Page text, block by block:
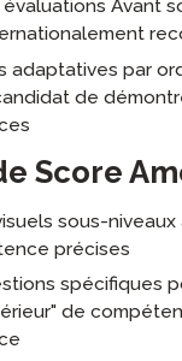
Avant
adaptatives par
de
Score
sous-
précises
spécifiques
de